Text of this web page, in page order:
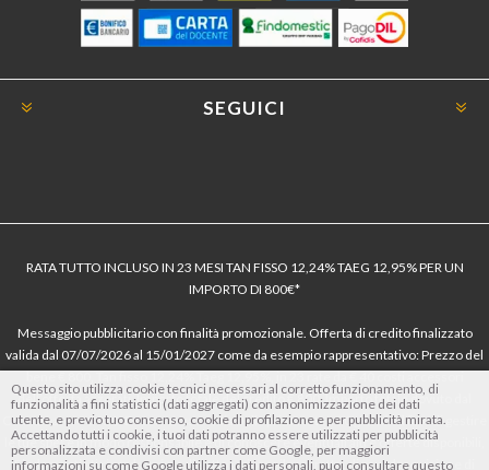
SEGUICI
RATA TUTTO INCLUSO IN 23 MESI TAN FISSO 12,24% TAEG 12,95% PER UN
IMPORTO DI 800€*
Messaggio pubblicitario con finalità promozionale. Offerta di credito finalizzato
valida dal 07/07/2026 al 15/01/2027 come da esempio rappresentativo: Prezzo del
dell’offerta azzerati. Importo totale del credito € 800. Importo totale dovuto dal
Consumatore € 920. Decorrenza media della prima rata a 90 giorni. Al fine di gestire
le tue spese in modo responsabile e di conoscere eventuali altre offerte disponibili,
Findomestic ti ricorda, prima di sottoscrivere il contratto, di prendere visione di
Questo sito utilizza cookie tecnici necessari al corretto funzionamento, di
funzionalità a fini statistici (dati aggregati) con anonimizzazione dei dati
utente, e previo tuo consenso, cookie di profilazione e per pubblicità mirata.
Accettando tutti i cookie, i tuoi dati potranno essere utilizzati per pubblicità
personalizzata e condivisi con partner come Google, per maggiori
informazioni su come Google utilizza i dati personali, puoi consultare questo